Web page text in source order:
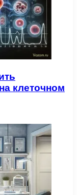
клеточном